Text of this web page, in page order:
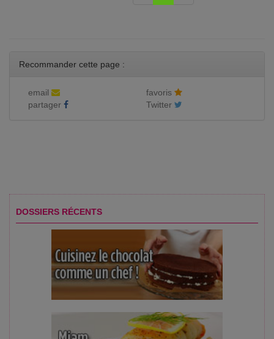
Recommander cette page :
email
favoris
partager
Twitter
DOSSIERS RÉCENTS